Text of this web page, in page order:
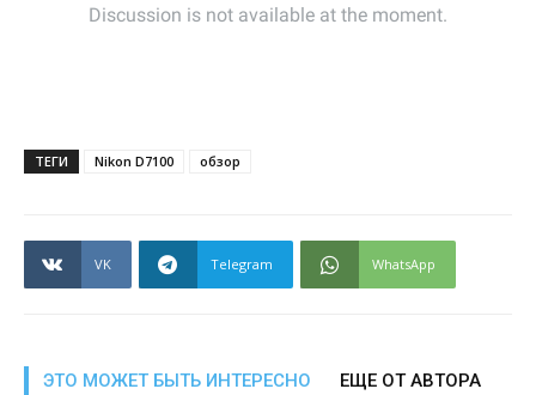
ТЕГИ Nikon D7100 обзор
VK Telegram WhatsApp
ЭТО МОЖЕТ БЫТЬ ИНТЕРЕСНО ЕЩЕ ОТ АВТОРА